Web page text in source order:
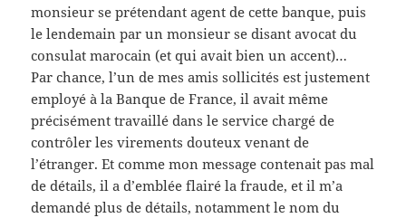
monsieur se prétendant agent de cette banque, puis
le lendemain par un monsieur se disant avocat du
consulat marocain (et qui avait bien un accent)…
Par chance, l’un de mes amis sollicités est justement
employé à la Banque de France, il avait même
précisément travaillé dans le service chargé de
contrôler les virements douteux venant de
l’étranger. Et comme mon message contenait pas mal
de détails, il a d’emblée flairé la fraude, et il m’a
demandé plus de détails, notamment le nom du